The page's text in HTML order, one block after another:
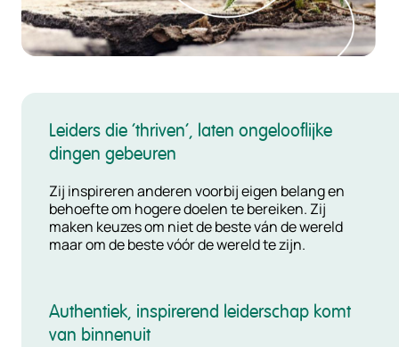
Leiders die ‘thriven’, laten ongelooflijke
dingen gebeuren
Zij inspireren anderen voorbij eigen belang en
behoefte om hogere doelen te bereiken. Zij
maken keuzes om niet de beste ván de wereld
maar om de beste vóór de wereld te zijn.
Authentiek, inspirerend leiderschap komt
van binnenuit